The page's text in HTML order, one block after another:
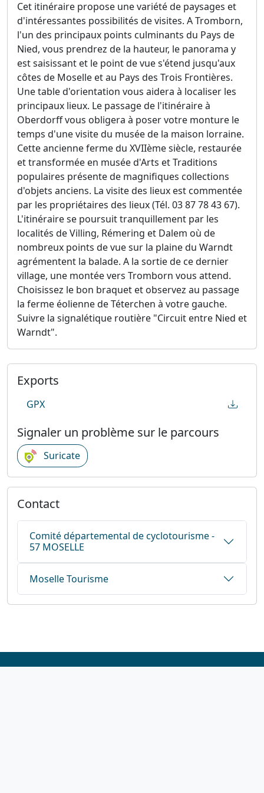
Cet itinéraire propose une variété de paysages et
d'intéressantes possibilités de visites. A Tromborn,
l'un des principaux points culminants du Pays de
Nied, vous prendrez de la hauteur, le panorama y
est saisissant et le point de vue s'étend jusqu'aux
côtes de Moselle et au Pays des Trois Frontières.
Une table d'orientation vous aidera à localiser les
principaux lieux. Le passage de l'itinéraire à
Oberdorff vous obligera à poser votre monture le
temps d'une visite du musée de la maison lorraine.
Cette ancienne ferme du XVIIème siècle, restaurée
et transformée en musée d'Arts et Traditions
populaires présente de magnifiques collections
d'objets anciens. La visite des lieux est commentée
par les propriétaires des lieux (Tél. 03 87 78 43 67).
L'itinéraire se poursuit tranquillement par les
localités de Villing, Rémering et Dalem où de
nombreux points de vue sur la plaine du Warndt
agrémentent la balade. A la sortie de ce dernier
village, une montée vers Tromborn vous attend.
Choisissez le bon braquet et observez au passage
la ferme éolienne de Téterchen à votre gauche.
Suivre la signalétique routière "Circuit entre Nied et
Warndt".
Exports
GPX
Signaler un problème sur le parcours
Suricate
Contact
Comité départemental de cyclotourisme -
57 MOSELLE
Moselle Tourisme